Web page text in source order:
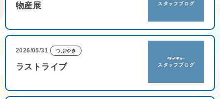
物産展
2026/05/31 つぶやき
ラストライブ